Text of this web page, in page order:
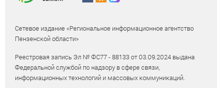
Сетевое издание «Региональное информационное агентство
Пензенской области»
Реестровая запись Эл № ФС77 - 88133 от 03.09.2024 выдана
Федеральной службой по надзору в сфере связи,
информационных технологий и массовых коммуникаций.